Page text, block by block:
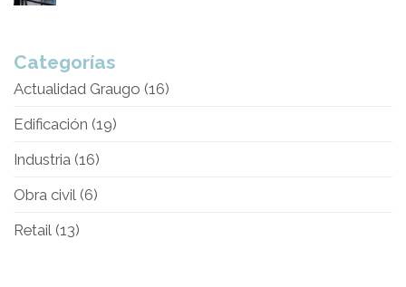
Categorías
Actualidad Graugo (16)
Edificación (19)
Industria (16)
Obra civil (6)
Retail (13)